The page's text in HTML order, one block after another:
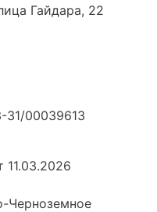
Гайдара, 22
31/00039613
Черноземное